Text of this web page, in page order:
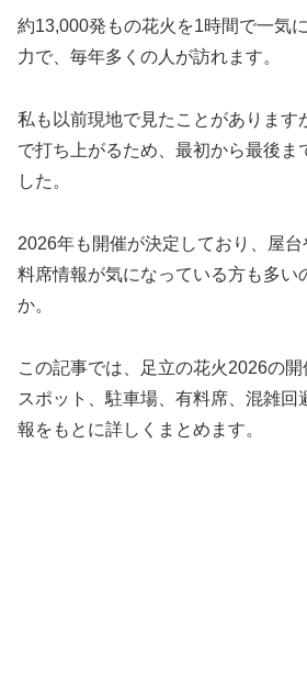
約13,000発もの花火を1時間で一気
力で、毎年多くの人が訪れます。
私も以前現地で見たことがあります
で打ち上がるため、最初から最後ま
した。
2026年も開催が決定しており、屋
料席情報が気になっている方も多い
か。
この記事では、足立の花火2026の
スポット、駐車場、有料席、混雑回
報をもとに詳しくまとめます。